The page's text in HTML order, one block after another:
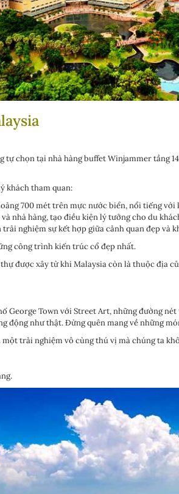
tự chọn tại nhà hàng buffet Winjammer tầng
khách tham quan:
700 mét trên mực nước biển, nổi tiếng
nhà hàng, tạo điều kiện lý tưởng cho du
nghiệm sự kết hợp giữa cảnh quan đẹp và
công trình kiến trúc cổ đẹp nhất.
được xây từ khi Malaysia còn là thuộc địa
George Town với Street Art, những đường
động như thật. Đừng quên mang về những
trải nghiệm vô cùng thú vị mà chúng ta